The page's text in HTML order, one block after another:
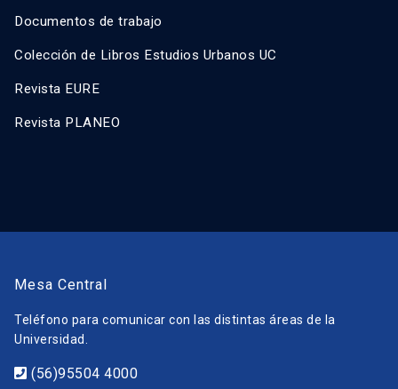
Documentos de trabajo
Colección de Libros Estudios Urbanos UC
Revista EURE
Revista PLANEO
Mesa Central
Teléfono para comunicar con las distintas áreas de la
Universidad.
(56)95504 4000